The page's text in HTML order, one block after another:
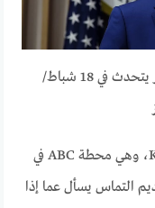
رئيس لجنة الاتصالات الفيدرالية بريندان كار يتحدث في 18 شباط/
تم تقديم الوثيقة نيابة عن محطة KTRK-TV، وهي محطة ABC في
التماس يسأل عما إذا